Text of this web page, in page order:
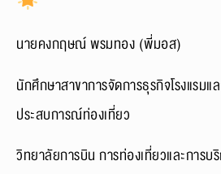
นายคงกฤษณ์ พรมทอง (พี่มอส)
นักศึกษาสาขาการจัดการธุรกิจโรงแรมแ
ประสบการณ์ท่องเที่ยว
วิทยาลัยการบิน การท่องเที่ยวและการ